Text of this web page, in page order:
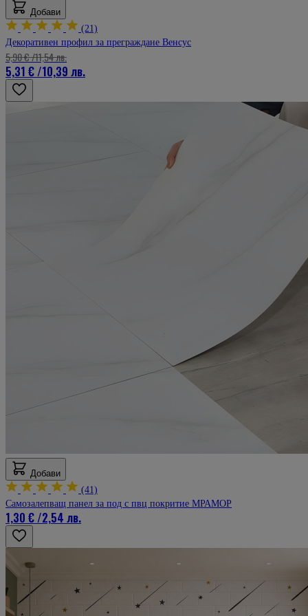
Добави
(21)
Декоративен профил за преграждане Венсус
5,31 €/10,39 лв.
5,90 €/11,54 лв.
Добави
(41)
Самозалепващ панел за под с пвц покритие МРАМОР
1,30 €/2,54 лв.